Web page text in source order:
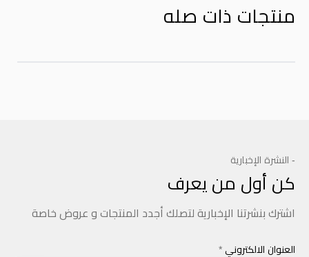
منتجات ذات صله
- النشرة الإخبارية
كن أول من يعرف
اشترك بنشرتنا الإخبارية لتصلك أجدد المنتجات و عروض خاصة
العنوان الالكتروني *